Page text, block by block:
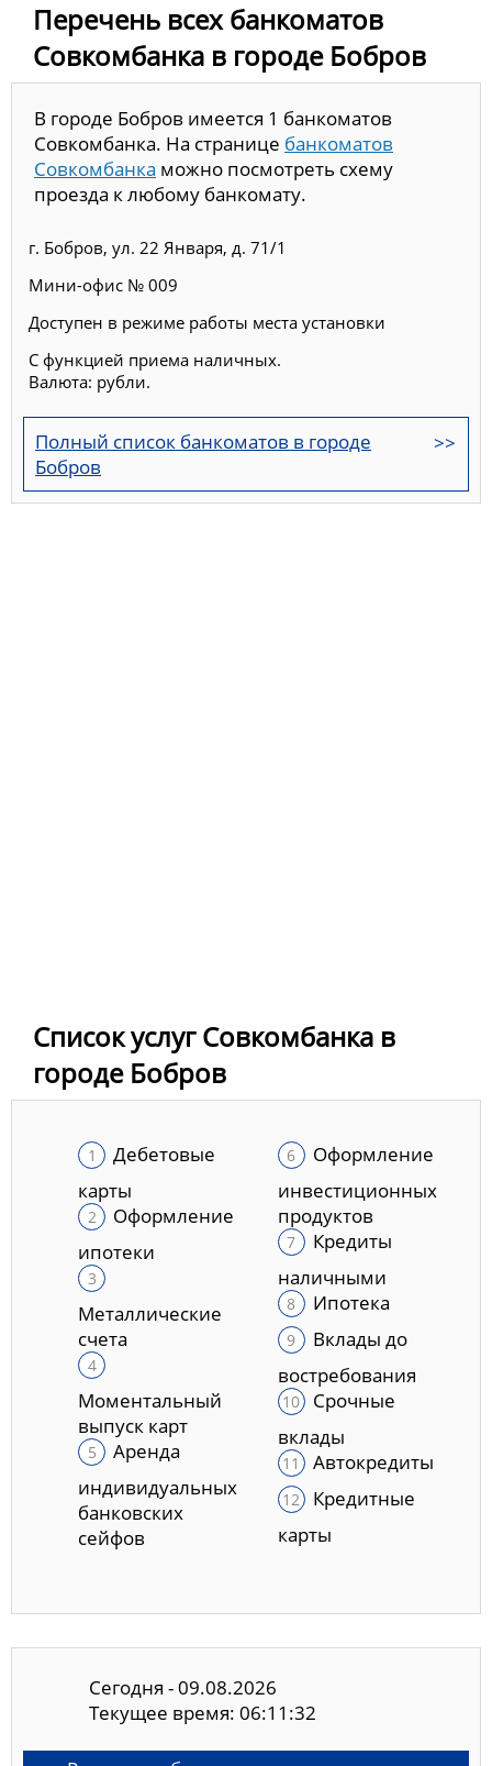
Перечень всех банкоматов
Совкомбанка в городе Бобров
В городе Бобров имеется 1 банкоматов
Совкомбанка. На странице банкоматов
Совкомбанка можно посмотреть схему
проезда к любому банкомату.
г. Бобров, ул. 22 Января, д. 71/1
Мини-офис № 009
Доступен в режиме работы места установки
С функцией приема наличных.
Валюта: рубли.
Полный список банкоматов в городе
Бобров
Список услуг Совкомбанка в
городе Бобров
Дебетовые
карты
Оформление
ипотеки
Металлические
счета
Моментальный
выпуск карт
Аренда
индивидуальных
банковских
сейфов
Оформление
инвестиционных
продуктов
Кредиты
наличными
Ипотека
Вклады до
востребования
Срочные
вклады
Автокредиты
Кредитные
карты
Сегодня - 09.08.2026
Текущее время: 06:11:33